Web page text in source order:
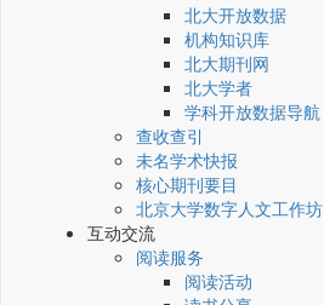
北大开放数据
机构知识库
北大期刊网
北大学者
学科开放数据导航
查收查引
未名学术快报
核心期刊要目
北京大学数字人文工作坊
互动交流
阅读服务
阅读活动